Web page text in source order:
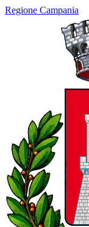
Regione Campania